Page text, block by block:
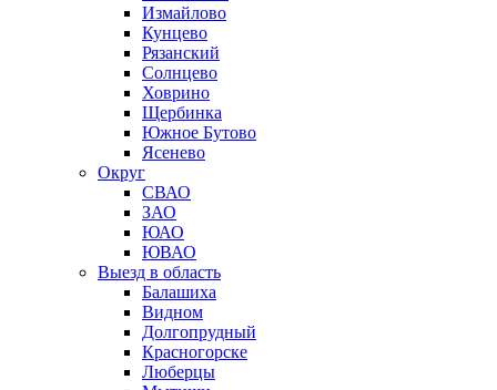
Измайлово
Кунцево
Рязанский
Солнцево
Ховрино
Щербинка
Южное Бутово
Ясенево
Округ
СВАО
ЗАО
ЮАО
ЮВАО
Выезд в область
Балашиха
Видном
Долгопрудный
Красногорске
Люберцы